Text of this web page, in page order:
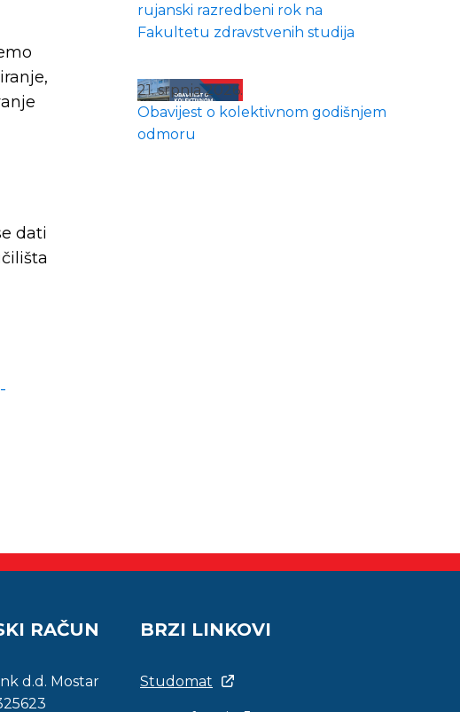
dati
rujanski razredbeni rok na
Fakultetu zdravstvenih studija
21. srpnja 2026.
Obavijest o kolektivnom godišnjem
odmoru
RAČUN
d.d. Mostar
BRZI LINKOVI
Studomat